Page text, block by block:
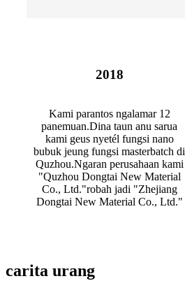
2018
Kami parantos ngalamar 12
panemuan.Dina taun anu sarua
kami geus nyetél fungsi nano
bubuk jeung fungsi masterbatch di
Quzhou.Ngaran perusahaan kami
"Quzhou Dongtai New Material
Co., Ltd."robah jadi "Zhejiang
Dongtai New Material Co., Ltd."
carita urang